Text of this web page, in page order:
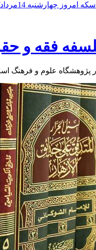
14مرداد/ کاهش همه قیمت ها + جدول و جزئیات
پژوهشگاه علوم و فرهنگ